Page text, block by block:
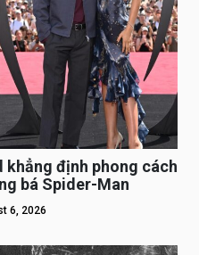
khẳng định phong cách
bá Spider-Man
6, 2026